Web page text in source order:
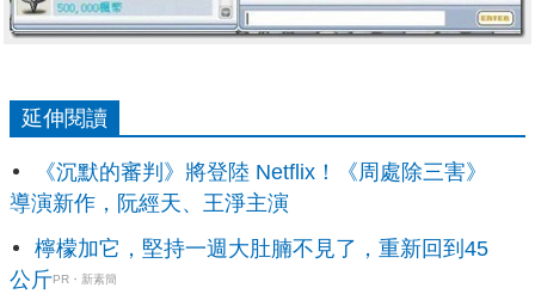
延伸閱讀
《沉默的審判》將登陸 Netflix！《周處除三害》
導演新作，阮經天、王淨主演
檸檬加它，堅持一週大肚腩不見了，重新回到45
公斤PR・新素簡